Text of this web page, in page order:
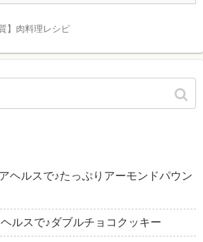
】肉料理レシピ
ヘルスで♪たっぷりアーモンドパウン
ルスで♪ダブルチョコクッキー